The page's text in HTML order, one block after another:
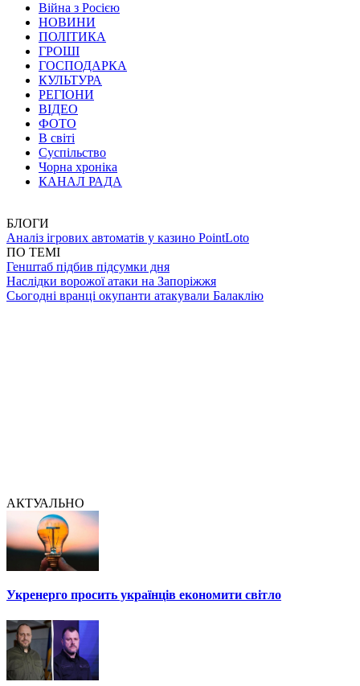
Війна з Росією
НОВИНИ
ПОЛІТИКА
ГРОШІ
ГОСПОДАРКА
КУЛЬТУРА
РЕГІОНИ
ВІДЕО
ФОТО
В світі
Суспільство
Чорна хроніка
КАНАЛ РАДА
БЛОГИ
Аналіз ігрових автоматів у казино PointLoto
ПО ТЕМІ
Генштаб підбив підсумки дня
Наслідки ворожої атаки на Запоріжжя
Сьогодні вранці окупанти атакували Балаклію
АКТУАЛЬНО
Укренерго просить українців економити світло